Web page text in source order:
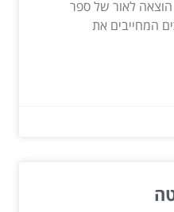
הוצאה לאור של ספר
המחייבים את